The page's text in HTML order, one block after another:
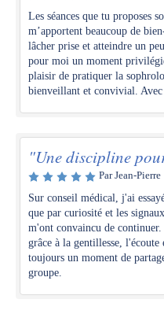
Les séances que tu proposes
m’apportent beaucoup de
lâcher prise et atteindre un
pour moi un moment
plaisir de pratiquer la
bienveillant et convivial.
"Une discipline
Par Jean-Pierre
Sur conseil médical, j'ai
que par curiosité et les
m'ont convaincu de
grâce à la gentillesse,
toujours un moment de
groupe.